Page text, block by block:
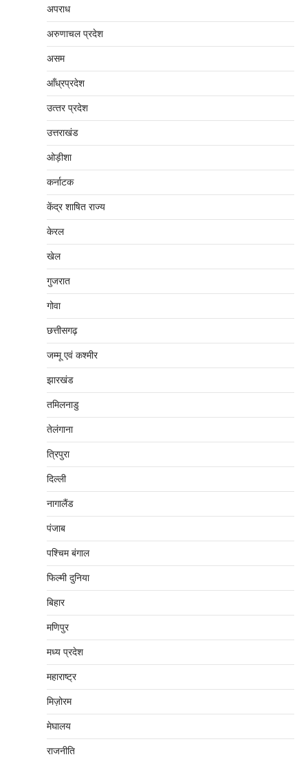
अपराध
अरुणाचल प्रदेश
असम
आँध्रप्रदेश
उत्‍तर प्रदेश
उत्तराखंड
ओड़ीशा
कर्नाटक
केंद्र शाषित राज्य
केरल
खेल
गुजरात
गोवा
छत्तीसगढ़
जम्‍मू एवं कश्‍मीर
झारखंड
तमिलनाडु
तेलंगाना
त्रिपुरा
दिल्‍ली
नागालैंड
पंजाब
पश्चिम बंगाल
फिल्मी दुनिया
बिहार
मणिपुर
मध्‍य प्रदेश
महाराष्‍ट्र
मिज़ोरम
मेघालय
राजनीति